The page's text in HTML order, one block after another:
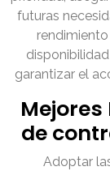
futuras
garantizar el
de
Adoptar